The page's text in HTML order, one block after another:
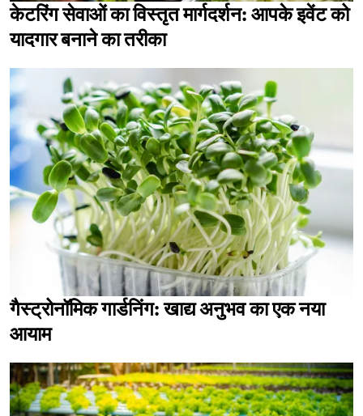
केटरिंग सेवाओं का विस्तृत मार्गदर्शन: आपके इवेंट को
यादगार बनाने का तरीका
गैस्ट्रोनॉमिक गार्डनिंग: खाद्य अनुभव का एक नया
आयाम